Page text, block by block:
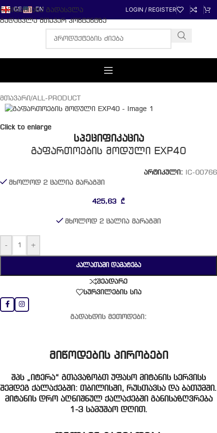
ნავიგაციაზე გადასვლა
გადასვლა მთავარ კონტენტზე
GE EN LOGIN / REGISTER
მთავარი/ALL-PRODUCT
Click to enlarge
სპეციფიკაცია
გაფართოების მოდული EXP40
არტიკული:
IC-00766
მხოლოდ 2 ცალია მარაგში
425,63 ₾
მხოლოდ 2 ცალია მარაგში
- +
ᲙᲐᲚᲐᲗᲐᲨᲘ ᲓᲐᲛᲐᲢᲔᲑᲐ
შეადარე
სურვილების სია
გადახდის მეთოდები:
მიწოდების პირობები
შპს „იტერა“ გთავაზობთ უფასო მიტანის სერვისს
შემდეგ ქალაქებში: თბილისში, რუსთავსა და ბათუმში.
მიტანის დრო აღნიშნულ ქალაქებში განისაზღვრება
1-3 სამუშაო დღით.